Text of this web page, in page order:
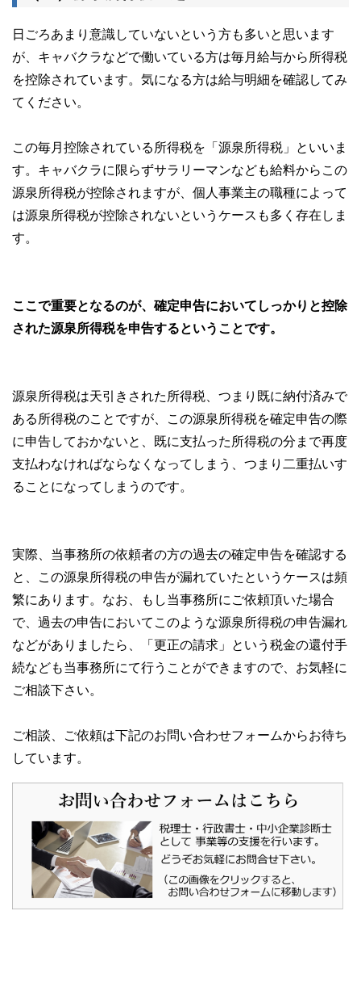
日ごろあまり意識していないという方も多いと思います
が、キャバクラなどで働いている方は毎月給与から所得税
を控除されています。気になる方は給与明細を確認してみ
てください。
この毎月控除されている所得税を「源泉所得税」といいま
す。キャバクラに限らずサラリーマンなども給料からこの
源泉所得税が控除されますが、個人事業主の職種によって
は源泉所得税が控除されないというケースも多く存在しま
す。
ここで重要となるのが、確定申告においてしっかりと控除
された源泉所得税を申告するということです。
源泉所得税は天引きされた所得税、つまり既に納付済みで
ある所得税のことですが、この源泉所得税を確定申告の際
に申告しておかないと、既に支払った所得税の分まで再度
支払わなければならなくなってしまう、つまり二重払いす
ることになってしまうのです。
実際、当事務所の依頼者の方の過去の確定申告を確認する
と、この源泉所得税の申告が漏れていたというケースは頻
繁にあります。なお、もし当事務所にご依頼頂いた場合
で、過去の申告においてこのような源泉所得税の申告漏れ
などがありましたら、「更正の請求」という税金の還付手
続なども当事務所にて行うことができますので、お気軽に
ご相談下さい。
ご相談、ご依頼は下記のお問い合わせフォームからお待ち
しています。